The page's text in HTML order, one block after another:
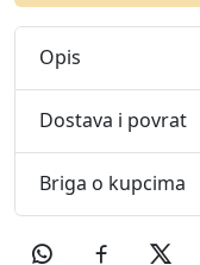
Opis
Dostava i povrat
Briga o kupcima